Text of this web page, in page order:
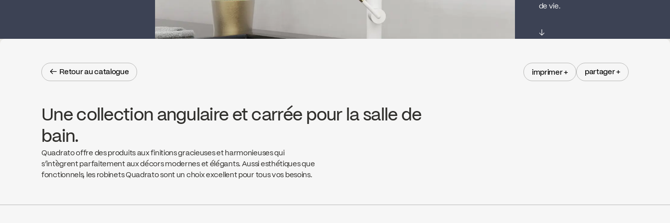
de vie.
↓
← Retour au catalogue imprimer + partager +
Une collection angulaire et carrée pour la salle de
bain.
Quadrato offre des produits aux finitions gracieuses et harmonieuses qui
s’intègrent parfaitement aux décors modernes et élégants. Aussi esthétiques que
fonctionnels, les robinets Quadrato sont un choix excellent pour tous vos besoins.